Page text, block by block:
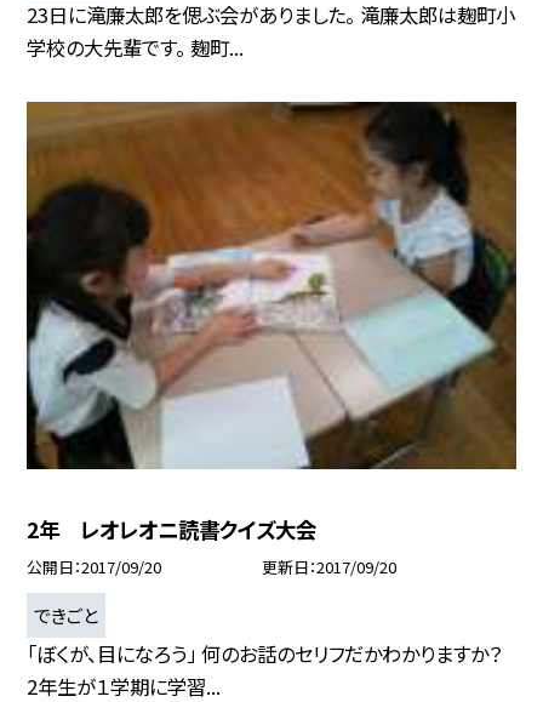
23日に滝廉太郎を偲ぶ会がありました。 滝廉太郎は麹町小
学校の大先輩です。 麹町...
2年 レオレオニ読書クイズ大会
公開日 2017/09/20 更新日 2017/09/20
できごと
「ぼくが、目になろう」 何のお話のセリフだかわかりますか？
2年生が１学期に学習...